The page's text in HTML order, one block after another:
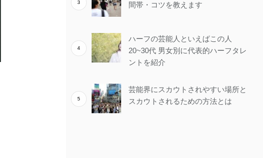
間帯・コツを教えます
ハーフの芸能人といえばこの人
20~30代 男女別に代表的ハーフタレ
ントを紹介
芸能界にスカウトされやすい場所と
スカウトされるための方法とは